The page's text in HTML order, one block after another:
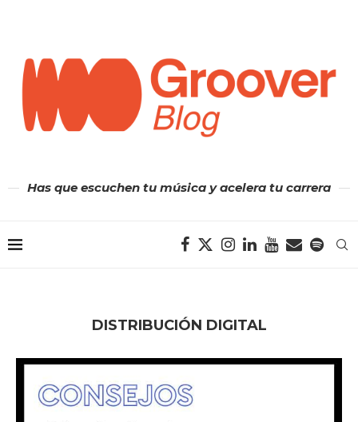
Has que escuchen tu música y acelera tu carrera
DISTRIBUCIÓN DIGITAL